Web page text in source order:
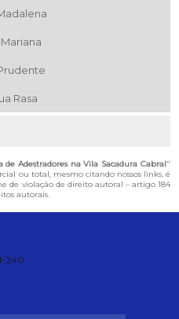
Rasa
de Adestradores na Vila Sacadura Cabral"
ou total, mesmo citando nossos links, é
de violação de direito autoral – artigo 184
autorais.
240